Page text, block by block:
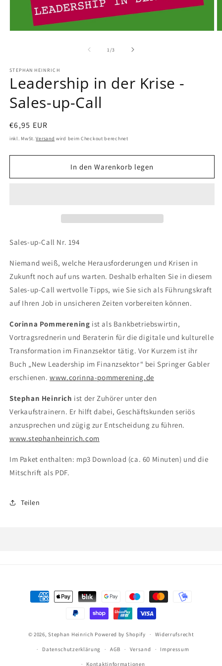
1 /von
3
STEPHAN HEINRICH
Leadership in der Krise -
Sales-up-Call
Normaler
Preis
€6,95 EUR
inkl. MwSt.Versand wird beim Checkout berechnet
In den Warenkorb legen
Sales-up-Call Nr. 194
Niemand weiß, welche Herausforderungen und Krisen in
Zukunft noch auf uns warten. Deshalb erhalten Sie in diesem
Sales-up-Call wertvolle Tipps, wie Sie sich als Führungskraft
auf Ihren Job in unsicheren Zeiten vorbereiten können.
Corinna Pommerening ist als Bankbetriebswirtin,
Vortragsrednerin und Beraterin für die digitale und kulturelle
Transformation im Finanzsektor tätig. Vor Kurzem ist ihr
Buch „New Leadership im Finanzsektor“ bei Springer Gabler
erschienen.www.corinna-pommerening.de
Stephan Heinrich ist der Zuhörer unter den
Verkaufstrainern. Er hilft dabei, Geschäftskunden seriös
anzusprechen und zügig zur Entscheidung zu führen.
www.stephanheinrich.com
Im Paket enthalten: mp3 Download (ca. 60 Minuten) und die
Mitschrift als PDF.
Teilen
Zahlungsmethoden
© 2026,Stephan Heinrich Powered by Shopify Widerrufsrecht
Datenschutzerklärung AGB Versand Impressum
Kontaktinformationen